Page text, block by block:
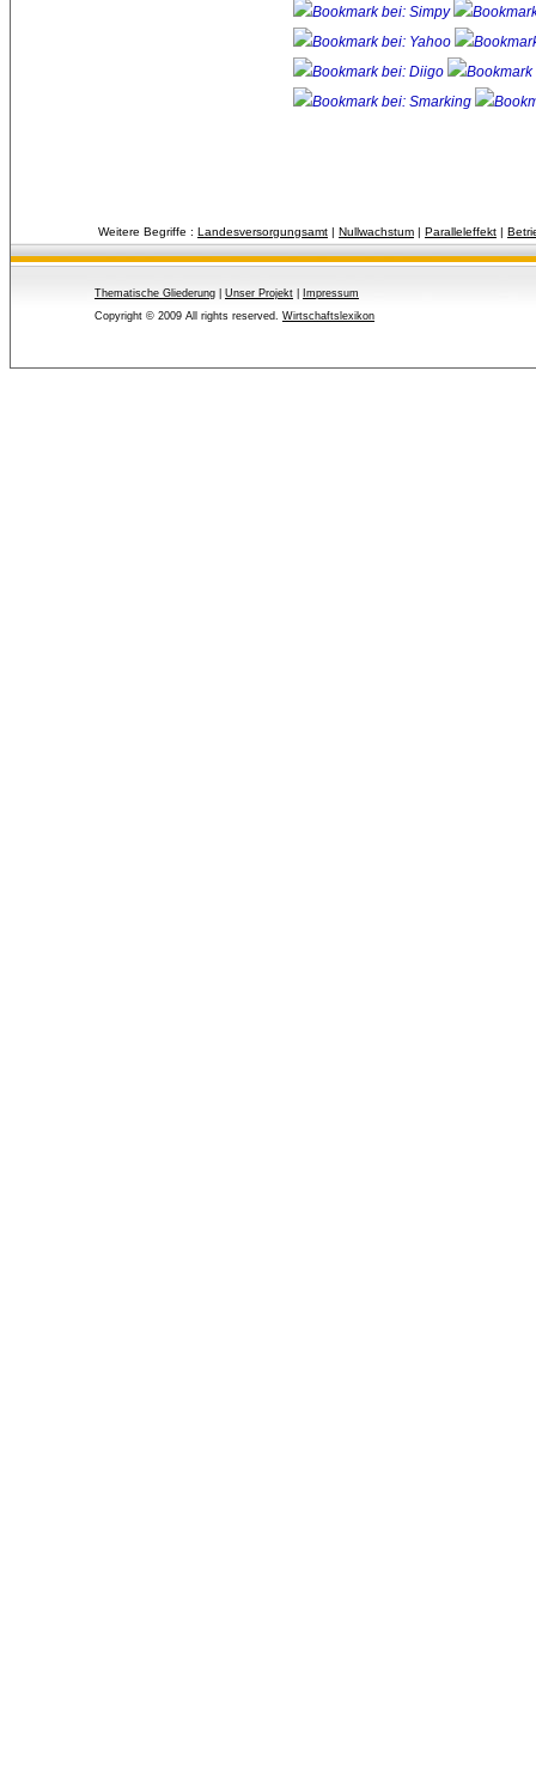
Weitere Begriffe : Landesversorgungsamt | Nullwachstum | Paralleleffekt |
Thematische Gliederung Unser Projekt
Impressum
Copyright © 2009 All rights reserved. Wirtschaftslexikon